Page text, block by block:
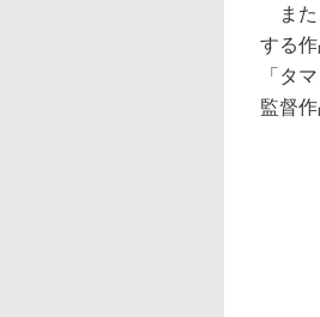
また
する
「タ
監督作